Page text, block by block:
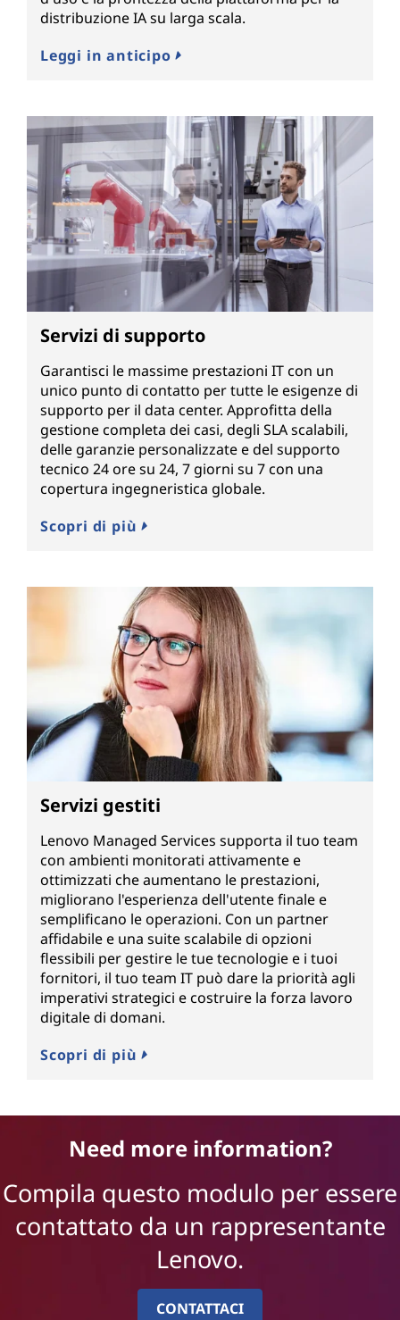
distribuzione IA su larga scala.
Leggi in anticipo
Servizi di supporto
Garantisci le massime prestazioni IT con un
unico punto di contatto per tutte le esigenze di
supporto per il data center. Approfitta della
gestione completa dei casi, degli SLA scalabili,
delle garanzie personalizzate e del supporto
tecnico 24 ore su 24, 7 giorni su 7 con una
copertura ingegneristica globale.
Scopri di più
Servizi gestiti
Lenovo Managed Services supporta il tuo team
con ambienti monitorati attivamente e
ottimizzati che aumentano le prestazioni,
migliorano l'esperienza dell'utente finale e
semplificano le operazioni. Con un partner
affidabile e una suite scalabile di opzioni
flessibili per gestire le tue tecnologie e i tuoi
fornitori, il tuo team IT può dare la priorità agli
imperativi strategici e costruire la forza lavoro
digitale di domani.
Scopri di più
Need more information?
Compila questo modulo per essere
contattato da un rappresentante
Lenovo.
CONTATTACI